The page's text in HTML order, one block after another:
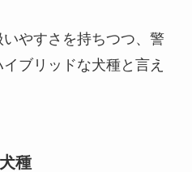
やすさを持ちつつ、警
ブリッドな犬種と言え
種